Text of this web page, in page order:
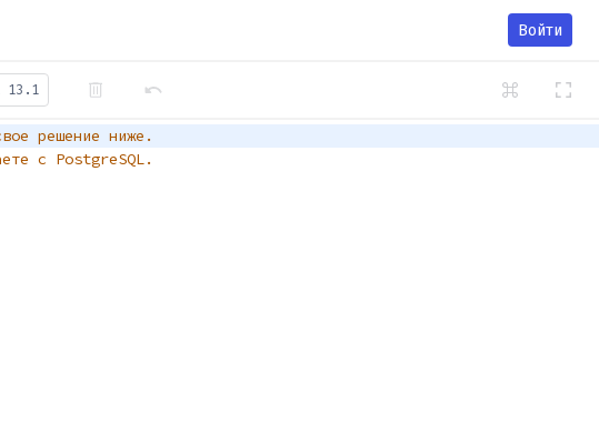
Войти
13.1
решение ниже.
с PostgreSQL.